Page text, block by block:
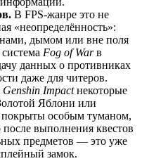
В FPS-жанре это не
«неопределённость»:
дымом или вне поля
Fog of Warв
данных о противниках
даже для читеров.
Genshin Impactнекоторые
Яблони или
покрыты особым туманом,
после выполнения квестов
предметов — это уже
замок.